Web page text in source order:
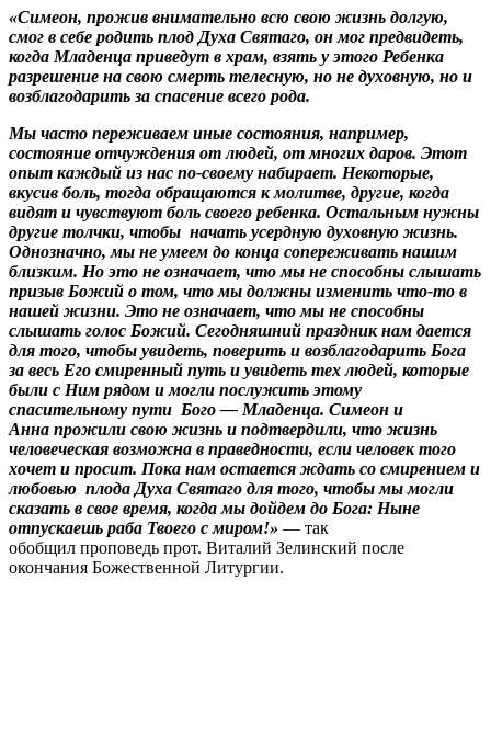
«Симеон, прожив внимательно всю свою жизнь долгую,
смог в себе родить плод Духа Святаго, он мог предвидеть,
когда Младенца приведут в храм, взять у этого Ребенка
разрешение на свою смерть телесную, но не духовную, но и
возблагодарить за спасение всего рода.
Мы часто переживаем иные состояния, например,
состояние отчуждения от людей, от многих даров. Этот
опыт каждый из нас по-своему набирает. Некоторые,
вкусив боль, тогда обращаются к молитве, другие, когда
видят и чувствуют боль своего ребенка. Остальным нужны
другие толчки, чтобы начать усердную духовную жизнь.
Однозначно, мы не умеем до конца сопереживать нашим
близким. Но это не означает, что мы не способны слышать
призыв Божий о том, что мы должны изменить что-то в
нашей жизни. Это не означает, что мы не способны
слышать голос Божий. Сегодняшний праздник нам дается
для того, чтобы увидеть, поверить и возблагодарить Бога
за весь Его смиренный путь и увидеть тех людей, которые
были с Ним рядом и могли послужить этому
спасительному пути Бого — Младенца. Симеон и
Анна прожили свою жизнь и подтвердили, что жизнь
человеческая возможна в праведности, если человек того
хочет и просит. Пока нам остается ждать со смирением и
любовью плода Духа Святаго для того, чтобы мы могли
сказать в свое время, когда мы дойдем до Бога: Ныне
отпускаешь раба Твоего с миром!» — так
обобщил проповедь прот. Виталий Зелинский после
окончания Божественной Литургии.